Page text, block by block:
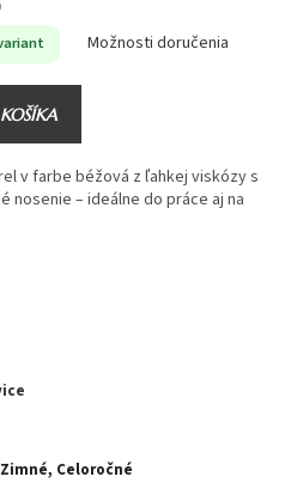
Možnosti doručenia
v farbe béžová z ľahkej viskózy s
nosenie – ideálne do práce aj na
Celoročné